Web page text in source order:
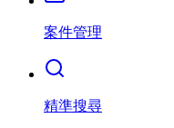
案件管理
精準搜尋